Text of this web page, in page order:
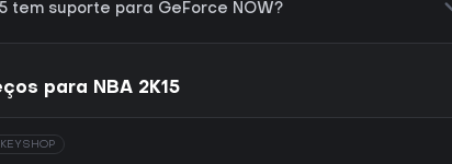
tem suporte para GeForce NOW?
para NBA 2K15
KEYSHOP